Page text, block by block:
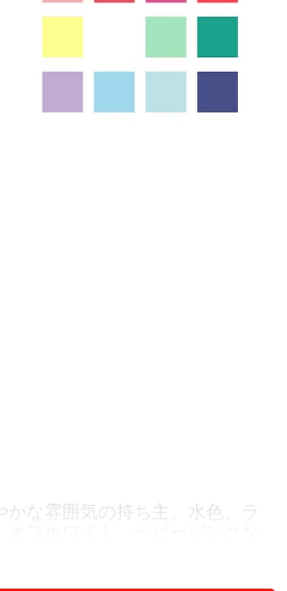
かな雰囲気の持ち主。水色、ラ